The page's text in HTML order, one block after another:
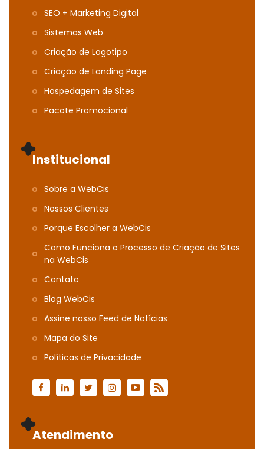
SEO + Marketing Digital
Sistemas Web
Criação de Logotipo
Criação de Landing Page
Hospedagem de Sites
Pacote Promocional
Institucional
Sobre a WebCis
Nossos Clientes
Porque Escolher a WebCis
Como Funciona o Processo de Criação de Sites
na WebCis
Contato
Blog WebCis
Assine nosso Feed de Notícias
Mapa do Site
Polí­ticas de Privacidade
Atendimento